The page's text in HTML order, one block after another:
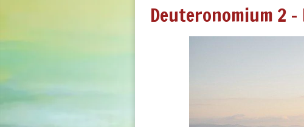
Deuteronomium 2